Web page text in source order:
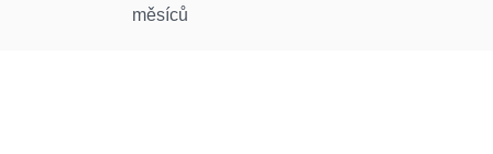
měsíců